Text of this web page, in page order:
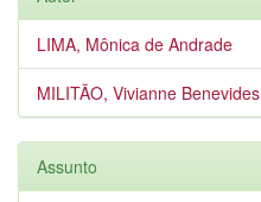
LIMA, Mônica de Andrade
MILITÃO, Vivianne Benevides
Assunto